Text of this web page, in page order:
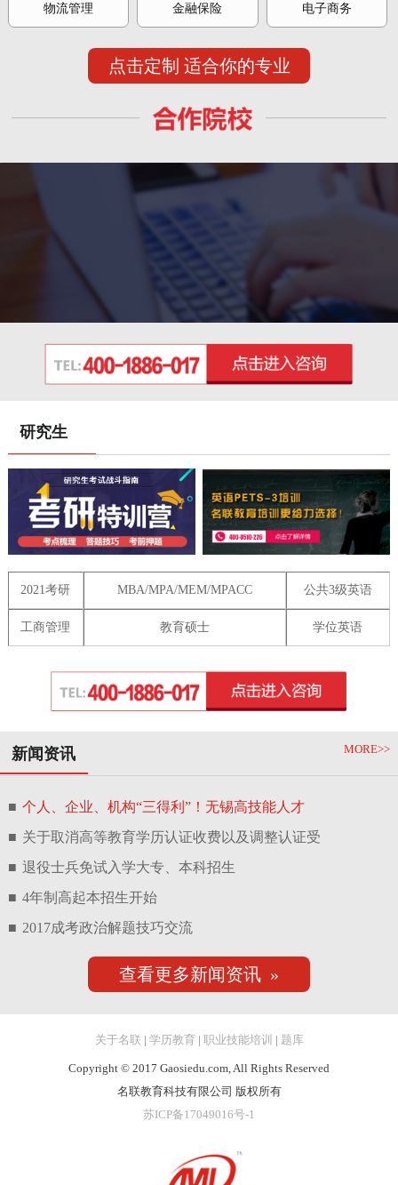
物流管理 金融保险 电子商务
点击定制 适合你的专业
研究生
2021考研 MBA/MPA/MEM/MPACC 公共3级英语
工商管理 教育硕士 学位英语
新闻资讯 MORE>>
■ 个人、企业、机构“三得利”！无锡高技能人才
■ 关于取消高等教育学历认证收费以及调整认证受
■ 退役士兵免试入学大专、本科招生
■ 4年制高起本招生开始
■ 2017成考政治解题技巧交流
查看更多新闻资讯 »
关于名联 | 学历教育| 职业技能培训 | 题库
Copyright © 2017 Gaosiedu.com, All Rights Reserved
名联教育科技有限公司 版权所有
苏ICP备17049016号-1